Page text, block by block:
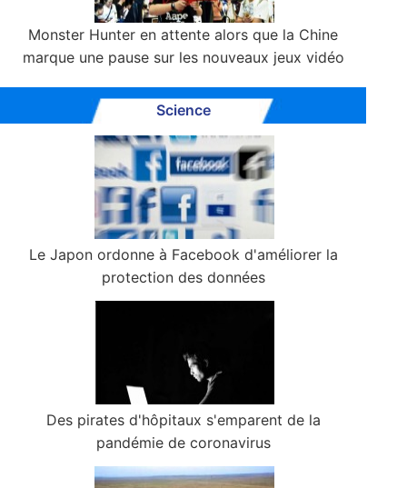
Monster Hunter en attente alors que la Chine
marque une pause sur les nouveaux jeux vidéo
Science
Le Japon ordonne à Facebook d'améliorer la
protection des données
Des pirates d'hôpitaux s'emparent de la
pandémie de coronavirus